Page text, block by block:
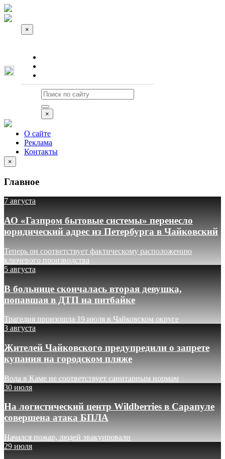
×
×
О сайте
Реклама
Контакты
×
Главное
7 августа
АО «Газпром бытовые системы» перенесло
юридический адрес из Петербурга в Чайковский
Теперь он соответствует фактическому расположению
ключевого производства
5 августа
В больнице скончалась вторая девушка,
попавшая в ДТП на питбайке
Трагедия произошла 19 июля в Чайковском округе
3 августа
Жителей Чайковского предупредили о запрете
купания на городском пляже
Вода в Каме не соответствует санитарным нормам
30 июля
На логистический центр Wildberries в Сарапуле
совершена атака БПЛА
Начался пожар, людей эвакуировали
29 июля